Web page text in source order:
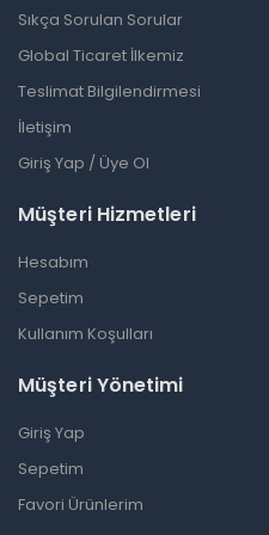
Sıkça Sorulan Sorular
Global Ticaret İlkemiz
Teslimat Bilgilendirmesi
İletişim
Giriş Yap / Üye Ol
Müşteri Hizmetleri
Hesabım
Sepetim
Kullanım Koşulları
Müşteri Yönetimi
Giriş Yap
Sepetim
Favori Ürünlerim